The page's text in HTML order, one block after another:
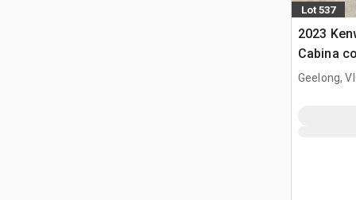
Lot 537
2023
Cabina
trattore
Geelong,